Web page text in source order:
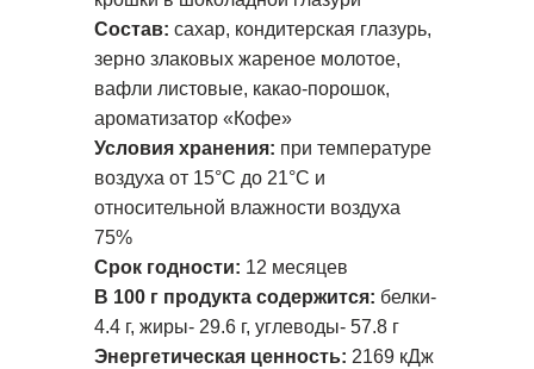
Состав: сахар, кондитерская глазурь,
зерно злаковых жареное молотое,
вафли листовые, какао-порошок,
ароматизатор «Кофе»
Условия хранения: при температуре
воздуха от 15°C до 21°C и
относительной влажности воздуха
75%
Срок годности: 12 месяцев
В 100 г продукта содержится: белки-
4.4 г, жиры- 29.6 г, углеводы- 57.8 г
Энергетическая ценность: 2169 кДж